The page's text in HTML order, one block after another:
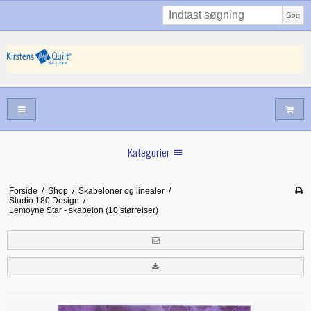
Søg
Kategorier
Juni nyt
Maj/juni nyt
Forår hos Kirstens Quilt
Alle trykfødder/Skabeloner mv til maskinquiltning
Forside / Shop / Skabeloner og linealer /
Studio 180 Design /
Lemoyne Star - skabelon (10 størrelser)